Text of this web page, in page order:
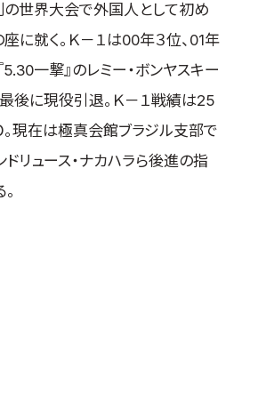
の世界大会で外国人として初め
に就く。Ｋ－１は00年３位、01年
一撃』のレミー・ボンヤスキー
最後に現役引退。Ｋ－１戦績は25
。現在は極真会館ブラジル支部で
リュース・ナカハラら後進の指